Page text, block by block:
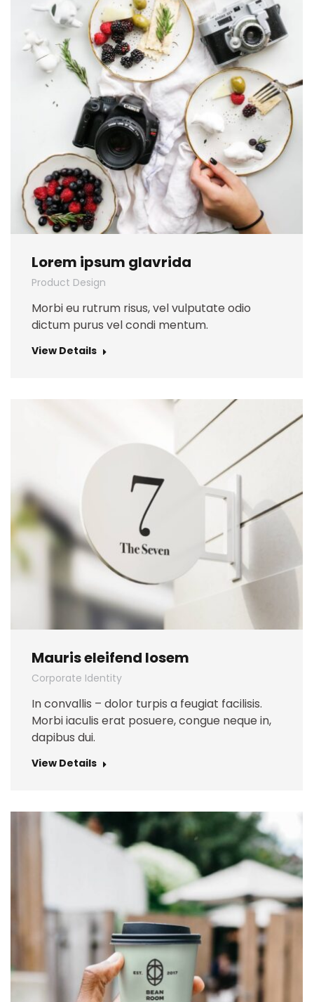
Lorem ipsum glavrida
Product Design
Morbi eu rutrum risus, vel vulputate odio
dictum purus vel condi mentum.
View Details
Mauris eleifend losem
Corporate Identity
In convallis – dolor turpis a feugiat facilisis.
Morbi iaculis erat posuere, congue neque in,
dapibus dui.
View Details